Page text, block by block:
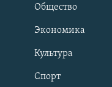
Общество
Экономика
Культура
Спорт